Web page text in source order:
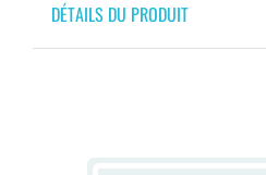
DÉTAILS DU PRODUIT